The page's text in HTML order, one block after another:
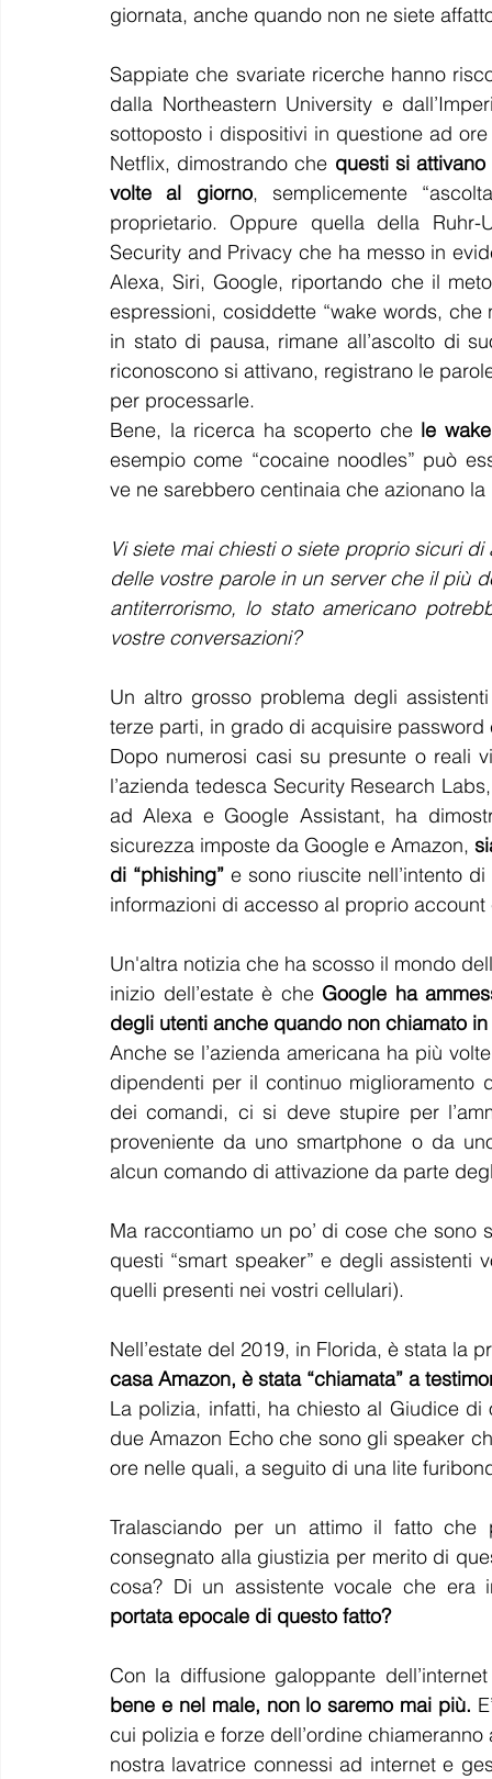
giornata, anche quando non ne siete
Sappiate che svariate ricerche hanno
dalla Northeastern University e
sottoposto i dispositivi in questione ad
Netflix, dimostrando che questi si
volte al giorno, semplicemente
proprietario. Oppure quella della
Security and Privacy che ha messo in
Alexa, Siri, Google, riportando che il
espressioni, cosiddette “wake words, che
in stato di pausa, rimane all’ascolto di
riconoscono si attivano, registrano le
per processarle.
Bene, la ricerca ha scoperto che le
esempio come “cocaine noodles” può
ve ne sarebbero centinaia che azionano la
Vi siete mai chiesti o siete proprio sicuri
delle vostre parole in un server che il più
antiterrorismo, lo stato americano
vostre conversazioni?
Un altro grosso problema degli
terze parti, in grado di acquisire
Dopo numerosi casi su presunte o reali
l’azienda tedesca Security Research
ad Alexa e Google Assistant, ha
sicurezza imposte da Google e Amazon,
di “phishing” e sono riuscite nell’intento
informazioni di accesso al proprio
Un'altra notizia che ha scosso il mondo
inizio dell’estate è che Google ha
degli utenti anche quando non chiamato
Anche se l’azienda americana ha più
dipendenti per il continuo miglioramento
dei comandi, ci si deve stupire per
proveniente da uno smartphone o da
alcun comando di attivazione da parte
Ma raccontiamo un po’ di cose che
questi “smart speaker” e degli assistenti
quelli presenti nei vostri cellulari).
Nell’estate del 2019, in Florida, è stata la
casa Amazon, è stata “chiamata” a
La polizia, infatti, ha chiesto al Giudice
due Amazon Echo che sono gli speaker
ore nelle quali, a seguito di una lite
Tralasciando per un attimo il fatto che
consegnato alla giustizia per merito di
cosa? Di un assistente vocale che era
portata epocale di questo fatto?
Con la diffusione galoppante
bene e nel male, non lo saremo mai più.
cui polizia e forze dell’ordine
nostra lavatrice connessi ad internet e